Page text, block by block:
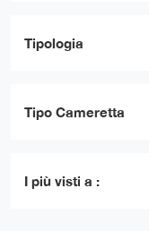
Tipologia
Tipo Cameretta
I più visti a :